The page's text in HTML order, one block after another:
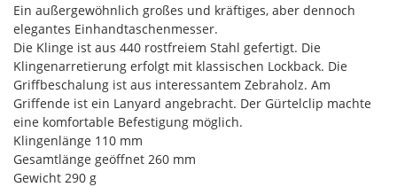
Ein außergewöhnlich großes und kräftiges, aber dennoch
elegantes Einhandtaschenmesser.
Die Klinge ist aus 440 rostfreiem Stahl gefertigt. Die
Klingenarretierung erfolgt mit klassischen Lockback. Die
Griffbeschalung ist aus interessantem Zebraholz. Am
Griffende ist ein Lanyard angebracht. Der Gürtelclip machte
eine komfortable Befestigung möglich.
Klingenlänge 110 mm
Gesamtlänge geöffnet 260 mm
Gewicht 290 g